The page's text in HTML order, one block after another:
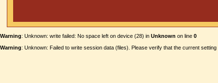
Warning: Unknown: write failed: No space left on device (28) in Unknown on line 0
Warning: Unknown: Failed to write session data (files). Please verify that the current